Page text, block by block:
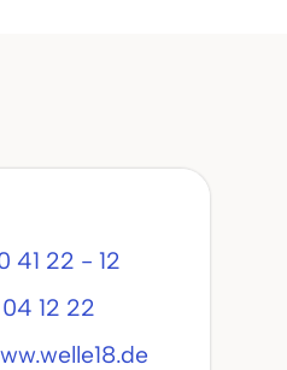
41 22 - 12
12 22